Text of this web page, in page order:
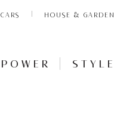
CARS HOUSE & GARDEN
POWER STYLE